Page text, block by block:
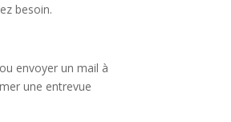
besoin.
envoyer un mail à
une entrevue